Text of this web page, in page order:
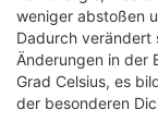
weniger abstoßen
Dadurch verändert
Änderungen in der
Grad Celsius, es
der besonderen